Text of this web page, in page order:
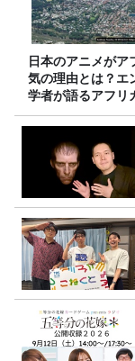
日本のアニメがア
気の理由とは？エ
学者が語るアフリ
アル